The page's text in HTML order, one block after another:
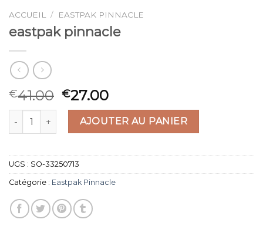
ACCUEIL / EASTPAK PINNACLE
eastpak pinnacle
€41.00 €27.00
quantité de eastpak pinnacleAJOUTER AU PANIER
UGS : SO-33250713
Catégorie : Eastpak Pinnacle